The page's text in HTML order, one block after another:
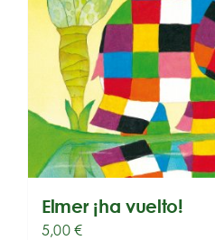
Elmer ¡ha vuelto!
5,00€